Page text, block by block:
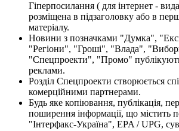
Гіперпосилання ( для інтернет -
розміщена в підзаголовку або в
матеріалу.
Новини з позначками "Думка",
"Регіони", "Гроші", "Влада",
"Спецпроекти", "Промо"
реклами.
Розділ Спецпроекти створюється
комерційними партнерами.
Будь яке копіювання, публікація,
поширення інформації, що містить
"Інтерфакс-Україна", EPA / UPG,